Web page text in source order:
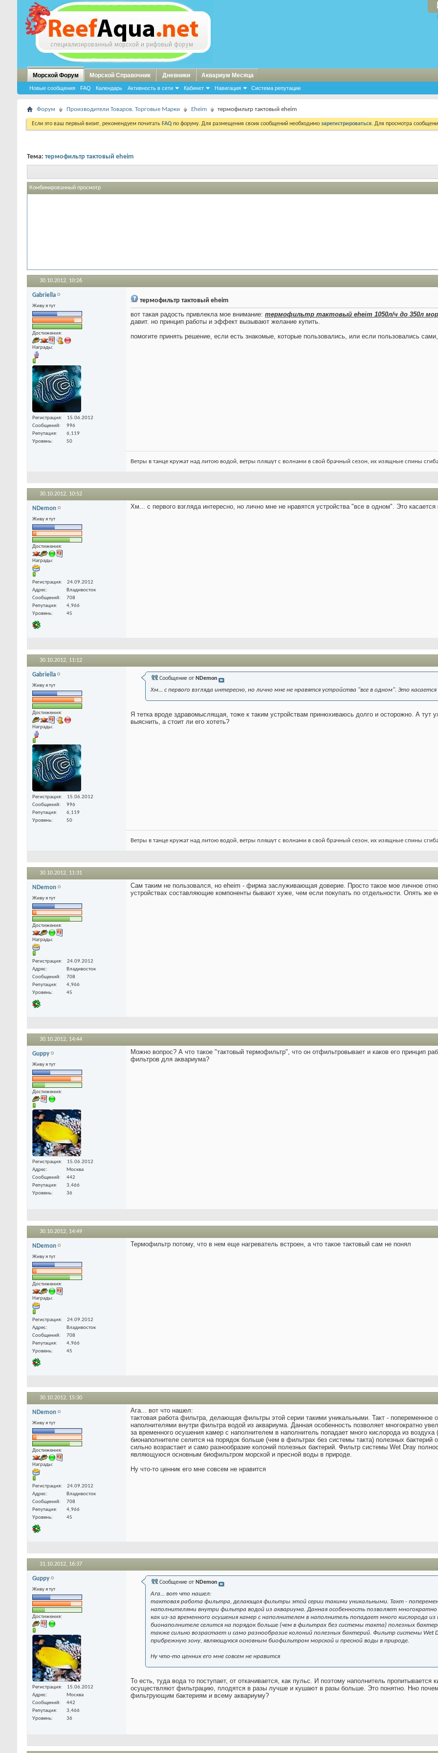
Морской Форум
Новые сообщения FAQ Календарь Активность в сети Кабинет Навигация Система репутации
Морской Справочник Дневники Аквариум Месяца
Форум Производители Товаров. Торговые Марки Eheim термофильтр тактовый eheim
Если это ваш первый визит, рекомендуем почитать FAQ по форуму. Для размещения своих сообщений необходимо зарегистрироваться. Для просмотра
Тема: термофильтр тактовый eheim
Комбинированный просмотр
30.10.2012, 10:26
Gabriella
Живу я тут
Достижения:
Награды:
Регистрация
15.06.2012
Сообщений
996
Репутация
6,119
Уровень
50
термофильтр тактовый eheim
вот такая радость привлекла мое внимание: термофильтр тактовый eheim 1050л/ч до 350л
давит. но принцип работы и эффект вызывают желание купить.
помогите принять решение, если есть знакомые, которые пользовались, или если пользовались
Ветры в танце кружат над литою водой, ветры пляшут с волнами в свой брачный сезон, их изящные спины
30.10.2012, 10:52
NDemon
Живу я тут
Достижения:
Награды:
Регистрация
24.09.2012
Адрес
Владивосток
Сообщений
708
Репутация
4,966
Уровень
45
Хм... с первого взгляда интересно, но лично мне не нравятся устройства "все в одном". Это
30.10.2012, 11:12
Gabriella
Живу я тут
Достижения:
Награды:
Регистрация
15.06.2012
Сообщений
996
Репутация
6,119
Уровень
50
Сообщение от NDemon
Хм... с первого взгляда интересно, но лично мне не нравятся устройства "все в одном". Это
Я тетка вроде здравомыслящая, тоже к таким устройствам принюхиваюсь долго и осторожно. А тут
выяснить, а стоит ли его хотеть?
Ветры в танце кружат над литою водой, ветры пляшут с волнами в свой брачный сезон, их изящные спины
30.10.2012, 11:31
NDemon
Живу я тут
Достижения:
Награды:
Регистрация
24.09.2012
Адрес
Владивосток
Сообщений
708
Репутация
4,966
Уровень
45
Сам таким не пользовался, но eheim - фирма заслуживающая доверие. Просто такое мое личное
устройствах составляющие компоненты бывают хуже, чем если покупать по отдельности. Опять же
30.10.2012, 14:44
Guppy
Живу я тут
Достижения:
Регистрация
15.06.2012
Адрес
Москва
Сообщений
442
Репутация
3,466
Уровень
36
Можно вопрос? А что такое "тактовый термофильтр", что он отфильтровывает и каков его принцип
фильтров для аквариума?
30.10.2012, 14:49
NDemon
Живу я тут
Достижения:
Награды:
Регистрация
24.09.2012
Адрес
Владивосток
Сообщений
708
Репутация
4,966
Уровень
45
Термофильтр потому, что в нем еще нагреватель встроен, а что такое тактовый сам не понял
30.10.2012, 15:30
NDemon
Живу я тут
Достижения:
Награды:
Регистрация
24.09.2012
Адрес
Владивосток
Сообщений
708
Репутация
4,966
Уровень
45
Ага... вот что нашел:
тактовая работа фильтра, делающая фильтры этой серии такими уникальными. Такт -
наполнителями внутри фильтра водой из аквариума. Данная особенность позволяет многократно
за временного осушения камер с наполнителем в наполнитель попадает много кислорода из
бионаполнителе селится на порядок больше (чем в фильтрах без системы такта) полезных
сильно возрастает и само разнообразие колоний полезных бактерий. Фильтр системы Wet Dray
являющуюся основным биофильтром морской и пресной воды в природе.
Ну что-то ценник его мне совсем не нравится
31.10.2012, 16:37
Guppy
Живу я тут
Достижения:
Регистрация
15.06.2012
Адрес
Москва
Сообщений
442
Репутация
3,466
Уровень
36
Сообщение от NDemon
Ага... вот что нашел:
тактовая работа фильтра, делающая фильтры этой серии такими уникальными. Такт -
наполнителями внутри фильтра водой из аквариума. Данная особенность позволяет
как из-за временного осушения камер с наполнителем в наполнитель попадает много кислорода из
бионаполнителе селится на порядок больше (чем в фильтрах без системы такта) полезных
также сильно возрастает и само разнообразие колоний полезных бактерий. Фильтр системы
прибрежную зону, являющуюся основным биофильтром морской и пресной воды в природе.
Ну что-то ценник его мне совсем не нравится
То есть, туда вода то поступает, от откачивается, как пульс. И поэтому наполнитель пропитывается
осуществляют фильтрацию, плодятся в разы лучше и кушают в разы больше. Это понятно. Нно
фильтрующим бактериям и всему аквариуму?